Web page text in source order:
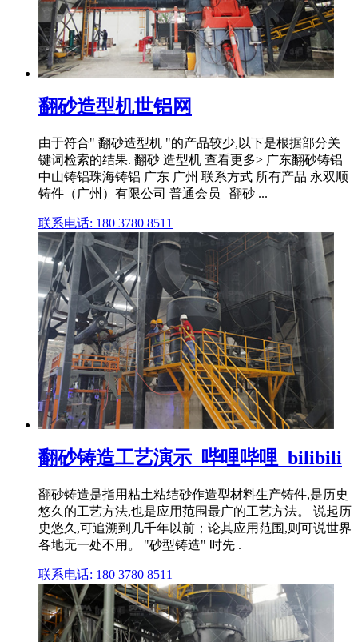
翻砂造型机世铝网
由于符合" 翻砂造型机 "的产品较少,以下是根据部分关
键词检索的结果. 翻砂 造型机 查看更多> 广东翻砂铸铝
中山铸铝珠海铸铝 广东 广州 联系方式 所有产品 永双顺
铸件（广州）有限公司 普通会员 | 翻砂 ...
联系电话: 180 3780 8511
翻砂铸造工艺演示_哔哩哔哩_bilibili
翻砂铸造是指用粘土粘结砂作造型材料生产铸件,是历史
悠久的工艺方法,也是应用范围最广的工艺方法。 说起历
史悠久,可追溯到几千年以前；论其应用范围,则可说世界
各地无一处不用。 "砂型铸造" 时先 .
联系电话: 180 3780 8511